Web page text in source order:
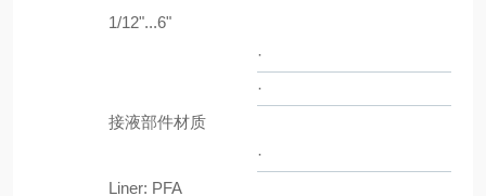
1/12"...6"
·
·
接液部件材质
·
Liner: PFA